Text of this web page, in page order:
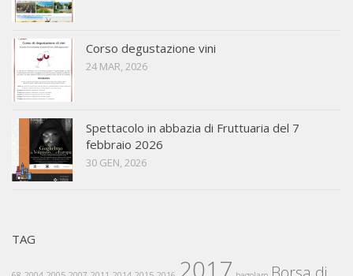
Corso degustazione vini
24 MAR, 2026
Spettacolo in abbazia di Fruttuaria del 7
febbraio 2026
30 GEN, 2026
TAG
2017